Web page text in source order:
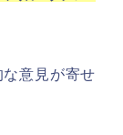
意見が寄せ